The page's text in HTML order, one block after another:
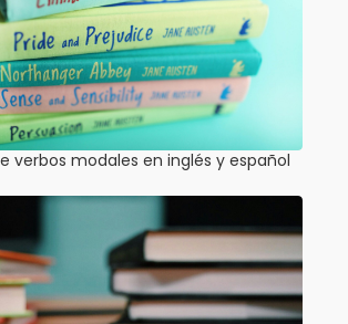
verbos modales en inglés y español